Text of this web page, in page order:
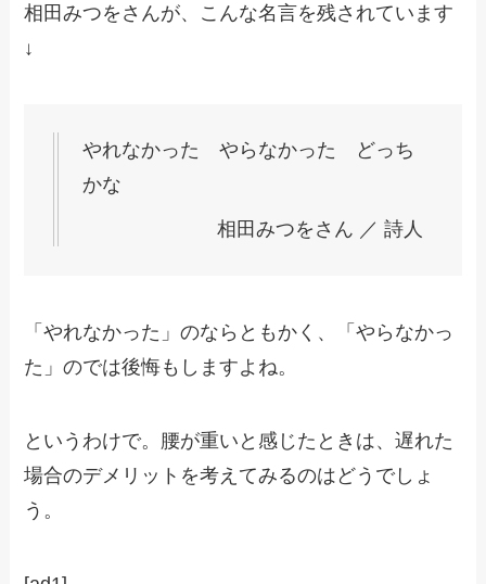
相田みつをさんが、こんな名言を残されています
↓
やれなかった やらなかった どっち
かな
相田みつをさん ／ 詩人
「やれなかった」のならともかく、「やらなかっ
た」のでは後悔もしますよね。
というわけで。腰が重いと感じたときは、遅れた
場合のデメリットを考えてみるのはどうでしょ
う。